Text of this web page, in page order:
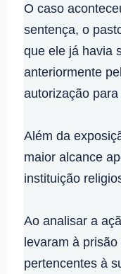
O caso
sentença, o
que ele já havia
anteriormente
autorização
Além da
maior alcance
instituição
Ao analisar a
levaram à
pertencentes à